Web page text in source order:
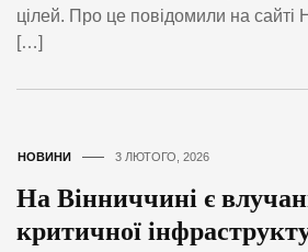
цілей. Про це повідомили на сайті
[…]
НОВИНИ 3 ЛЮТОГО, 2026
На Вінниччині є
критичної